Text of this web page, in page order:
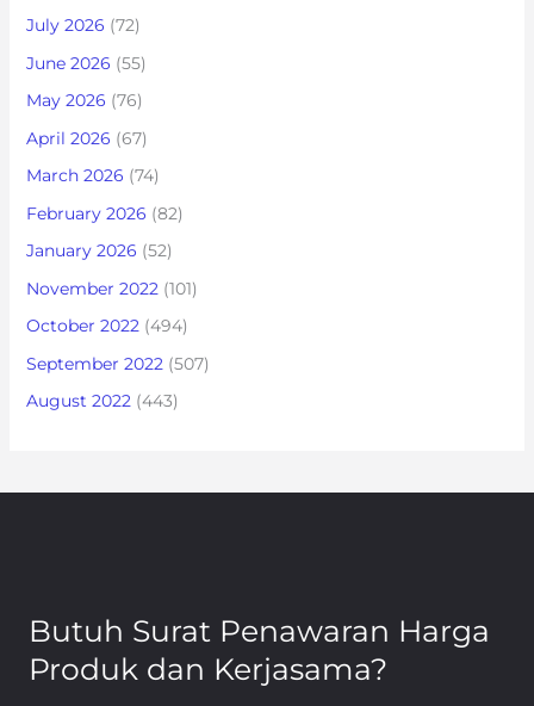
July 2026 (72)
June 2026 (55)
May 2026 (76)
April 2026 (67)
March 2026 (74)
February 2026 (82)
January 2026 (52)
November 2022(101)
October 2022(494)
September 2022(507)
August 2022(443)
Butuh Surat Penawaran Harga
Produk dan Kerjasama?